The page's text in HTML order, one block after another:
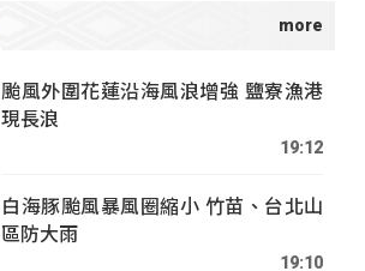
颱風外圍花蓮沿海風浪增強 鹽寮漁港
現長浪
19:12
白海豚颱風暴風圈縮小 竹苗、台北山
區防大雨
19:10